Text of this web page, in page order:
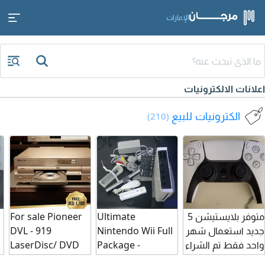
الإمارات
اعلانات الالكترونيات
الكترونيات للبيع (210)
متوفر بلايستيشن 5
جديد استعمال شهر
واحد فقط تم الشراء
من متجر geekay
Ultimate
Nintendo Wii Full
Package -
Modded Console
For sale Pioneer
DVL - 919
LaserDisc/ DVD
Player (Made in